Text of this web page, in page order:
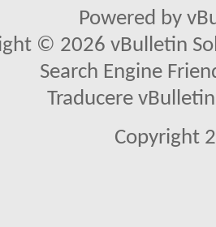
Powered by
© 2026 vBulletin
Search Engine
Traducere
Copyright